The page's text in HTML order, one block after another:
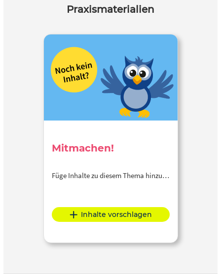
Praxismaterialien
Mitmachen!
Füge Inhalte zu diesem Thema hinzu…
Inhalte vorschlagen